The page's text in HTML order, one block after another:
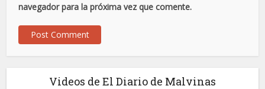
navegador para la próxima vez que comente.
Videos de El Diario de Malvinas